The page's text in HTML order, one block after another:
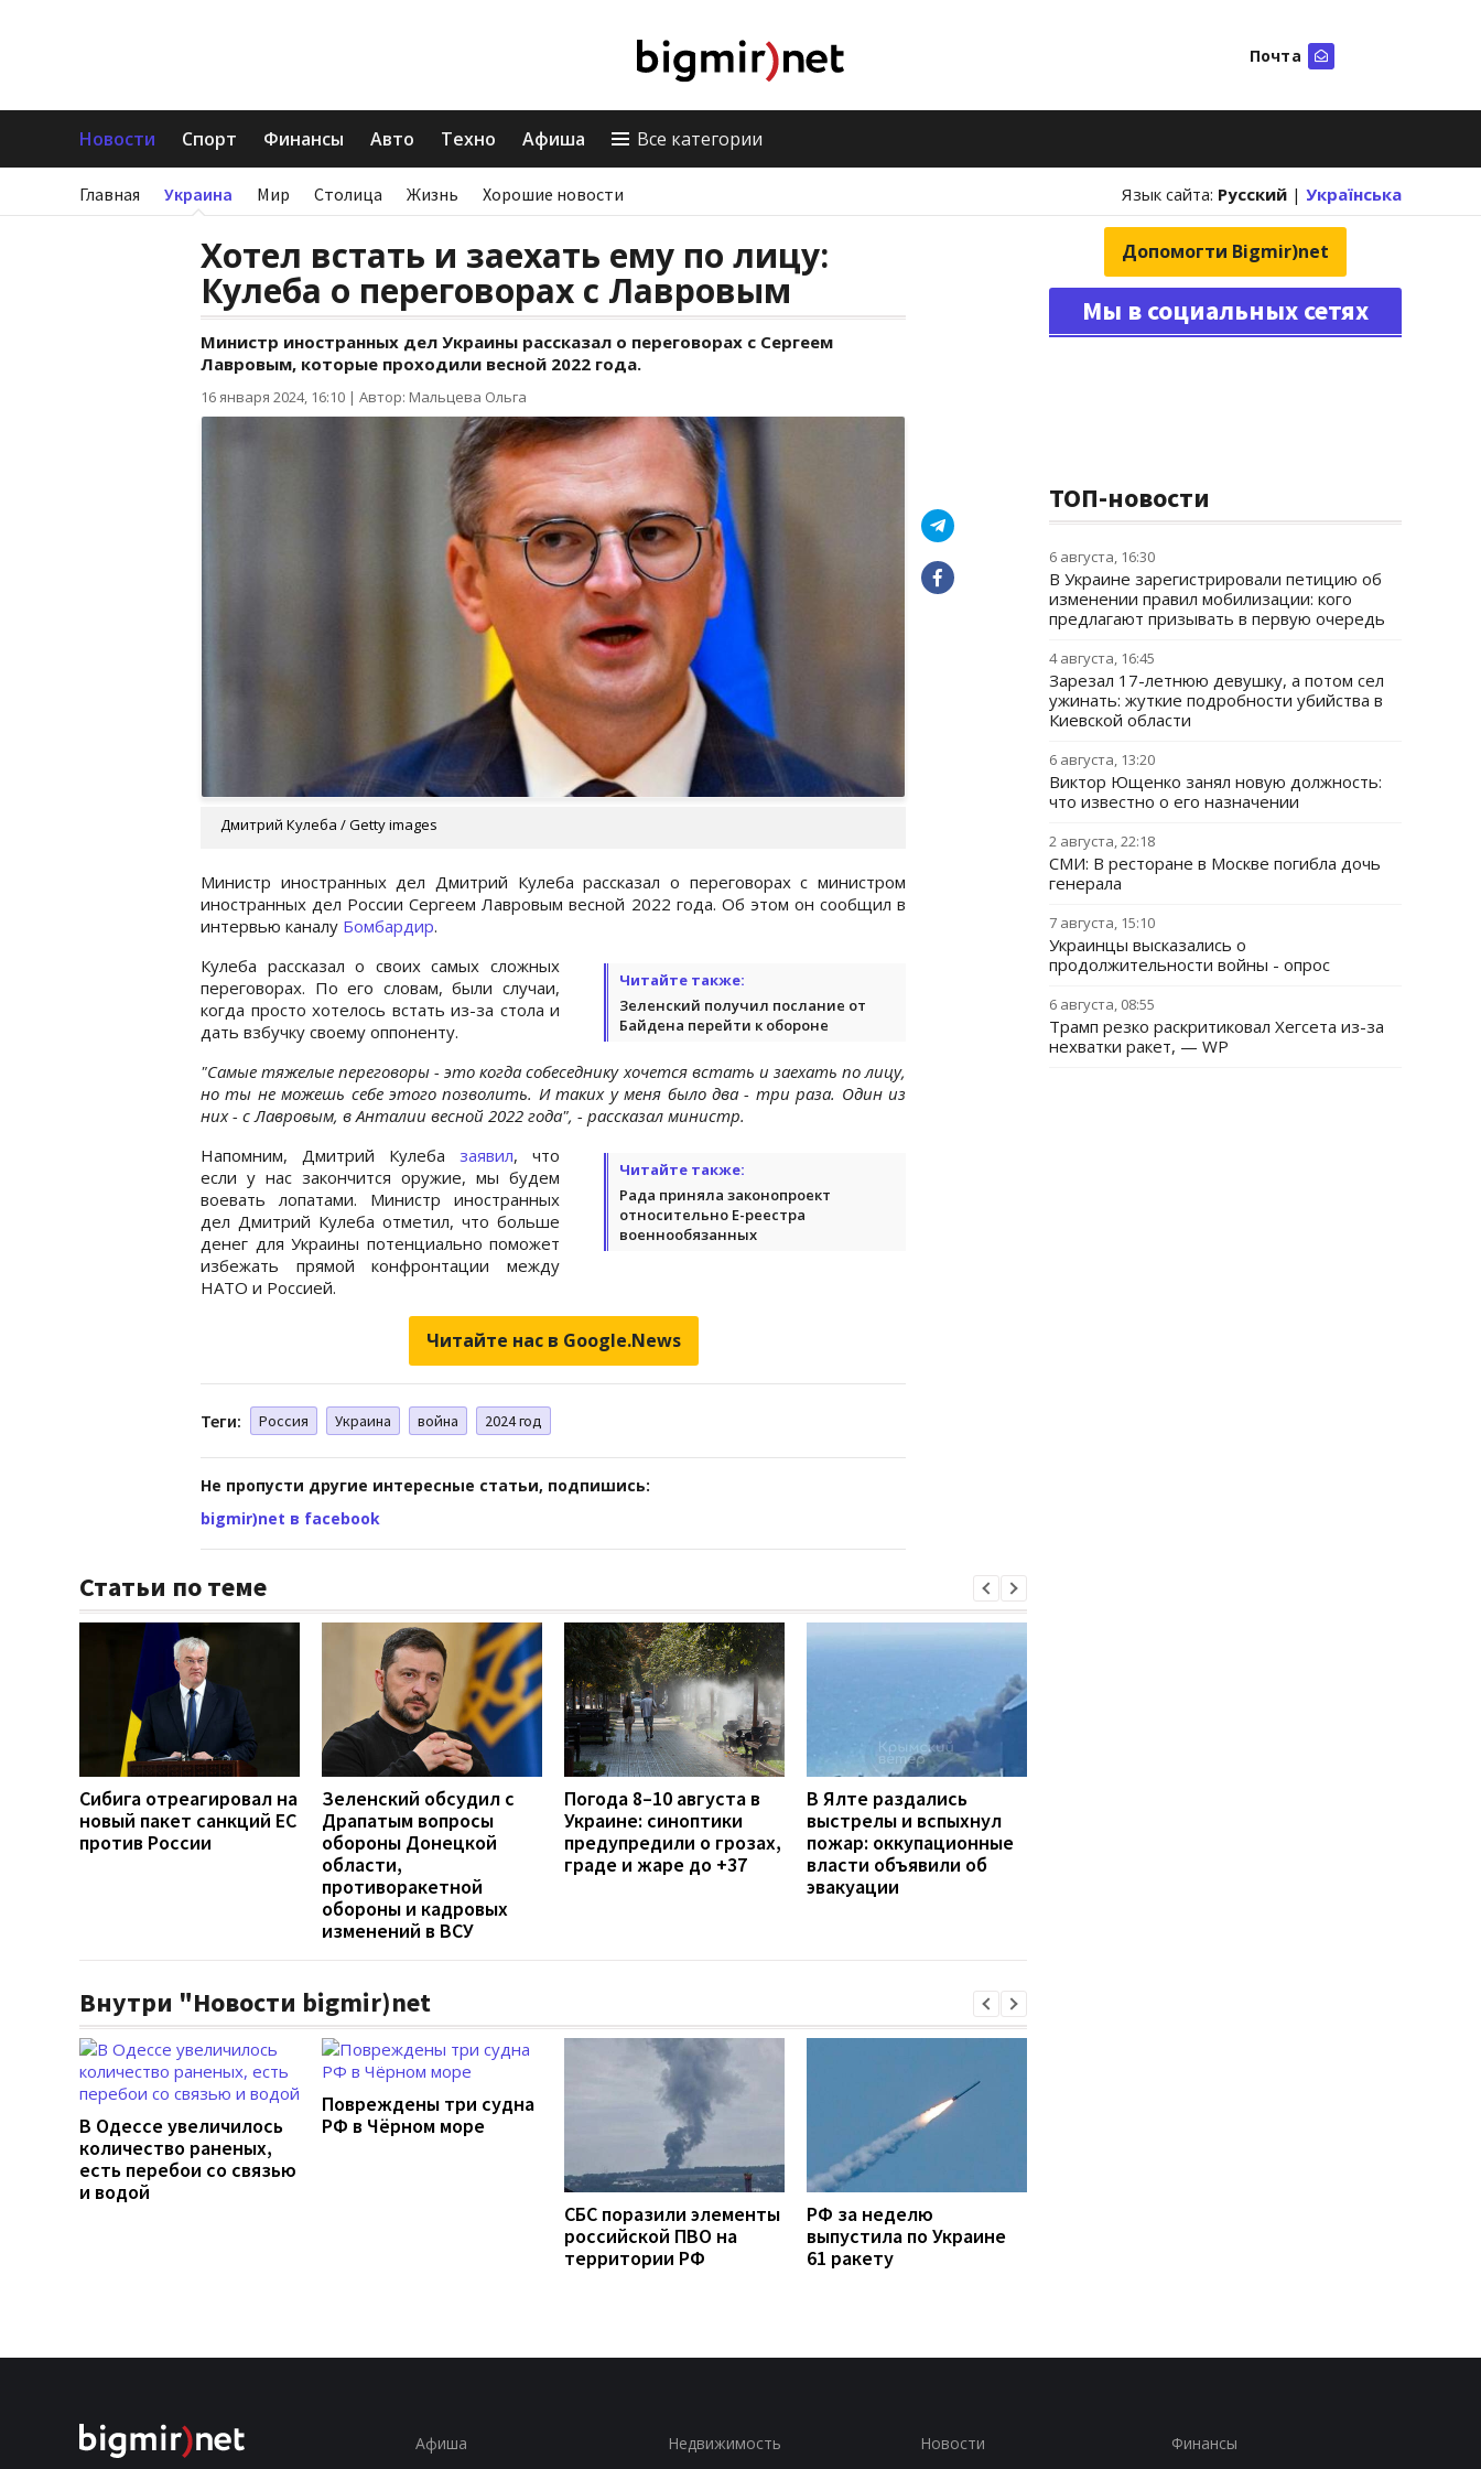
Почта
Новости Спорт Финансы Авто Техно Афиша Все категории
Главная Украина Мир Столица Жизнь Хорошие новости Язык сайта: Русский | Українська
Хотел встать и заехать ему по лицу:
Кулеба о переговорах с Лавровым
Министр иностранных дел Украины рассказал о переговорах с Сергеем
Лавровым, которые проходили весной 2022 года.
16 января 2024, 16:10 | Автор: Мальцева Ольга
Дмитрий Кулеба / Getty images
Министр иностранных дел Дмитрий Кулеба рассказал о переговорах с министром
иностранных дел России Сергеем Лавровым весной 2022 года. Об этом он сообщил в
интервью каналу Бомбардир.
Читайте также:
Зеленский получил послание от
Байдена перейти к обороне
Кулеба рассказал о своих самых сложных
переговорах. По его словам, были случаи,
когда просто хотелось встать из-за стола и
дать взбучку своему оппоненту.
"Самые тяжелые переговоры - это когда собеседнику хочется встать и заехать по лицу,
но ты не можешь себе этого позволить. И таких у меня было два - три раза. Один из
них - с Лавровым, в Анталии весной 2022 года", - рассказал министр.
Читайте также:
Рада приняла законопроект
относительно Е-реестра
военнообязанных
Напомним, Дмитрий Кулеба заявил, что
если у нас закончится оружие, мы будем
воевать лопатами. Министр иностранных
дел Дмитрий Кулеба отметил, что больше
денег для Украины потенциально поможет
избежать прямой конфронтации между
НАТО и Россией.
Читайте нас в Google.News
Теги: Россия Украина война 2024 год
Не пропусти другие интересные статьи, подпишись:
bigmir)net в facebook
Статьи по теме
Сибига отреагировал на
новый пакет санкций ЕС
против России
Зеленский обсудил с
Драпатым вопросы
обороны Донецкой
области,
противоракетной
обороны и кадровых
изменений в ВСУ
Погода 8–10 августа в
Украине: синоптики
предупредили о грозах,
граде и жаре до +37
В Ялте раздались
выстрелы и вспыхнул
пожар: оккупационные
власти объявили об
эвакуации
Внутри "Новости bigmir)net
В Одессе увеличилось
количество раненых,
есть перебои со связью
и водой
Повреждены три судна
РФ в Чёрном море
СБС поразили элементы
российской ПВО на
территории РФ
РФ за неделю
выпустила по Украине
61 ракету
Допомогти Bigmir)net
Мы в социальных сетях
ТОП-новости
6 августа, 16:30
В Украине зарегистрировали петицию об
изменении правил мобилизации: кого
предлагают призывать в первую очередь
4 августа, 16:45
Зарезал 17-летнюю девушку, а потом сел
ужинать: жуткие подробности убийства в
Киевской области
6 августа, 13:20
Виктор Ющенко занял новую должность:
что известно о его назначении
2 августа, 22:18
СМИ: В ресторане в Москве погибла дочь
генерала
7 августа, 15:10
Украинцы высказались о
продолжительности войны - опрос
6 августа, 08:55
Трамп резко раскритиковал Хегсета из-за
нехватки ракет, — WP
Афиша Недвижимость Новости Финансы